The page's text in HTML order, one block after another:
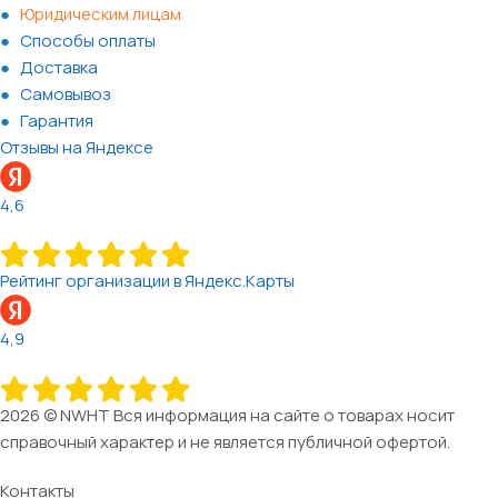
Юридическим лицам
Способы оплаты
Доставка
Самовывоз
Гарантия
Отзывы на Яндексе
4,6
Рейтинг организации в Яндекс.Карты
4,9
2026 © NWHT Вся информация на сайте о товарах носит
справочный характер и не является публичной офертой.
Контакты